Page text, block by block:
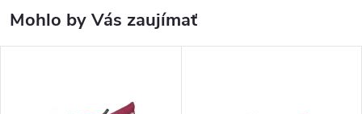
Mohlo by Vás zaujímať